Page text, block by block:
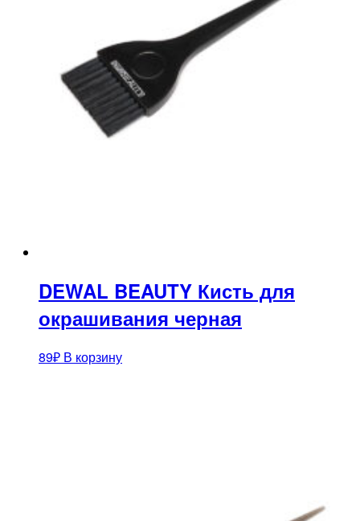
DEWAL BEAUTY Кисть для
окрашивания черная
89₽ В корзину